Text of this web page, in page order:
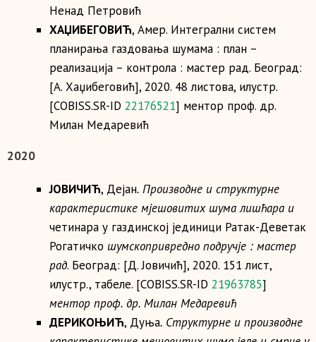
Ненад Петровић
ХАЏИБЕГОВИЋ, Амер. Интегрални систем
планирања газдовања шумама : план –
реализација – контрола : мастер рад. Београд:
[А. Хаџибеговић], 2020. 48 листова, илустр.
[COBISS.SR-ID 22176521] ментор проф. др.
Милан Медаревић
2020
ЈОВИЧИЋ, Дејан. Производне и структурне
карактеристике мјешовитих шума лишћара и
четинара у газдинској јединици Ратак-Деветак
Рогатичко шумскопривредно подручје : мастер
рад. Београд: [Д. Јовичић], 2020. 151 лист,
илустр., табеле. [COBISS.SR-ID 21963785]
ментор проф. др. Милан Медаревић
ДЕРИКОЊИЋ, Дуња. Структурне и производне